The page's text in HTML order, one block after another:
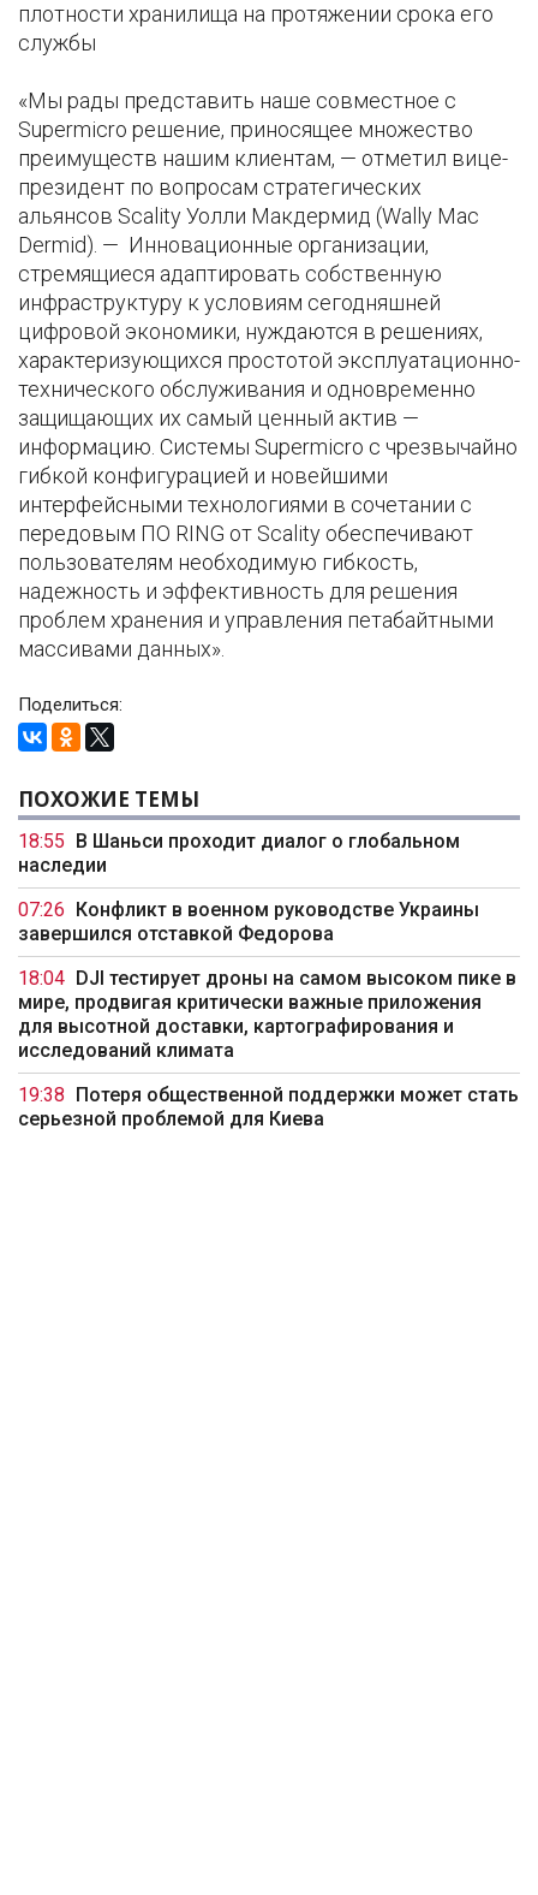
плотности хранилища на протяжении срока его
службы
«Мы рады представить наше совместное с
Supermicro решение, приносящее множество
преимуществ нашим клиентам, — отметил вице-
президент по вопросам стратегических
альянсов Scality Уолли Макдермид (Wally Mac
Dermid). — Инновационные организации,
стремящиеся адаптировать собственную
инфраструктуру к условиям сегодняшней
цифровой экономики, нуждаются в решениях,
характеризующихся простотой эксплуатационно-
технического обслуживания и одновременно
защищающих их самый ценный актив —
информацию. Системы Supermicro c чрезвычайно
гибкой конфигурацией и новейшими
интерфейсными технологиями в сочетании с
передовым ПО RING от Scality обеспечивают
пользователям необходимую гибкость,
надежность и эффективность для решения
проблем хранения и управления петабайтными
массивами данных».
Поделиться:
ПОХОЖИЕ ТЕМЫ
18:55
В Шаньси проходит диалог о глобальном
наследии
07:26
Конфликт в военном руководстве Украины
завершился отставкой Федорова
18:04
DJI тестирует дроны на самом высоком пике в
мире, продвигая критически важные приложения
для высотной доставки, картографирования и
исследований климата
19:38
Потеря общественной поддержки может стать
серьезной проблемой для Киева